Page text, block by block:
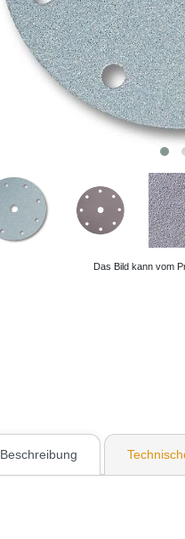
Das Bild kann vom
Beschreibung